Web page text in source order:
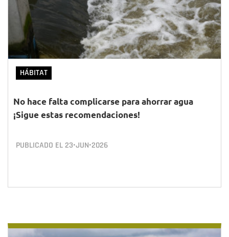
HÁBITAT
No hace falta complicarse para ahorrar agua
¡Sigue estas recomendaciones!
PUBLICADO EL 23•JUN•2026